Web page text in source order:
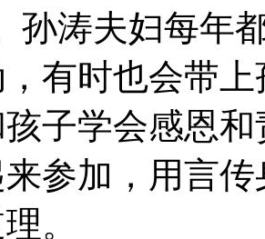
孙涛夫妇每年
有时也会带
子学会感恩
参加，用言
。